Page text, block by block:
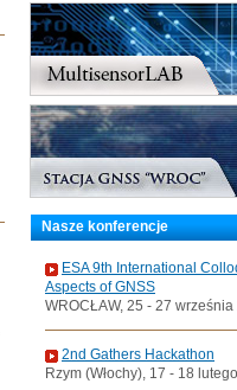
Nasze konferencje
ESA 9th International
Aspects of GNSS
WROCŁAW, 25 - 27
2nd Gathers Hackathon
Rzym (Włochy), 17 - 18